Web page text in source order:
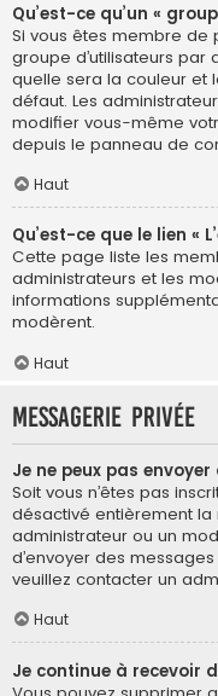
Qu’est-ce qu’un «
Si vous êtes membre de
groupe d’utilisateurs
quelle sera la couleur et
défaut. Les
modifier vous-même
depuis le panneau de
Haut
Qu’est-ce que le lien «
Cette page liste les
administrateurs et les
informations
modèrent.
Haut
Messagerie privée
Je ne peux pas
Soit vous n’êtes pas
désactivé entièrement la
administrateur ou un
d’envoyer des
veuillez contacter un
Haut
Je continue à recevoir